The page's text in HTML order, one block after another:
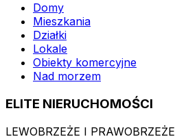
Domy
Mieszkania
Działki
Lokale
Obiekty komercyjne
Nad morzem
ELITE NIERUCHOMOŚCI
LEWOBRZEŻE I PRAWOBRZEŻE